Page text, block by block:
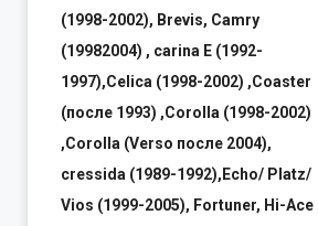
(1998-2002), Brevis, Camry
(19982004) , carina E (1992-
1997),Celica (1998-2002) ,Coaster
(после 1993) ,Corolla (1998-2002)
,Corolla (Verso после 2004),
cressida (1989-1992),Echo/ Platz/
Vios (1999-2005), Fortuner, Hi-Ace